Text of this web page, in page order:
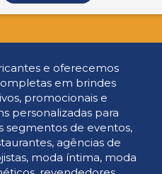
e oferecemos
em brindes
promocionais e
personalizadas para
segmentos de eventos,
agências de
moda íntima, moda